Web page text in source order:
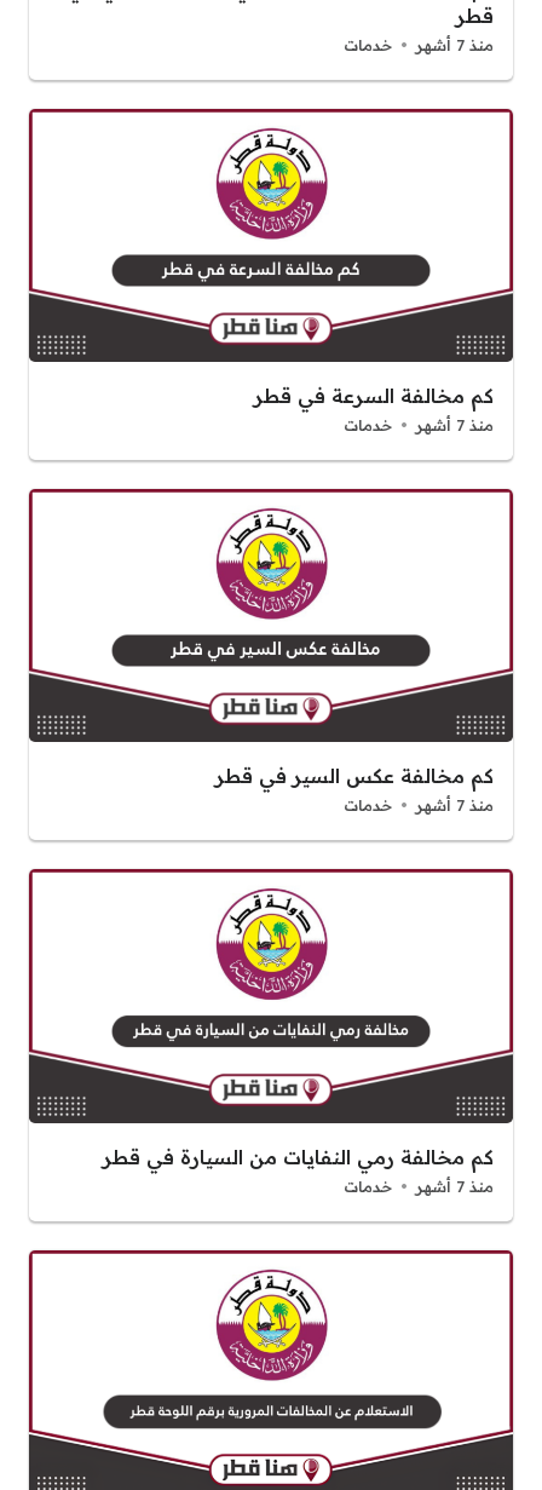
قطر
منذ 7 أشهر خدمات
كم مخالفة السرعة في قطر
منذ 7 أشهر خدمات
كم مخالفة عكس السير في قطر
منذ 7 أشهر خدمات
كم مخالفة رمي النفايات من السيارة في قطر
منذ 7 أشهر خدمات